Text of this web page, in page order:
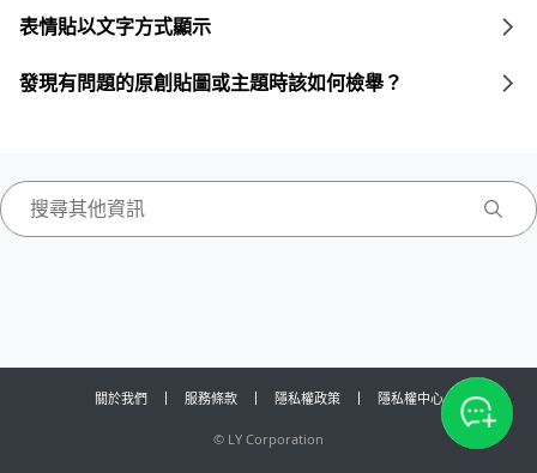
表情貼以文字方式顯示
發現有問題的原創貼圖或主題時該如何檢舉？
關於我們 服務條款 隱私權政策 隱私權中心
© LY Corporation